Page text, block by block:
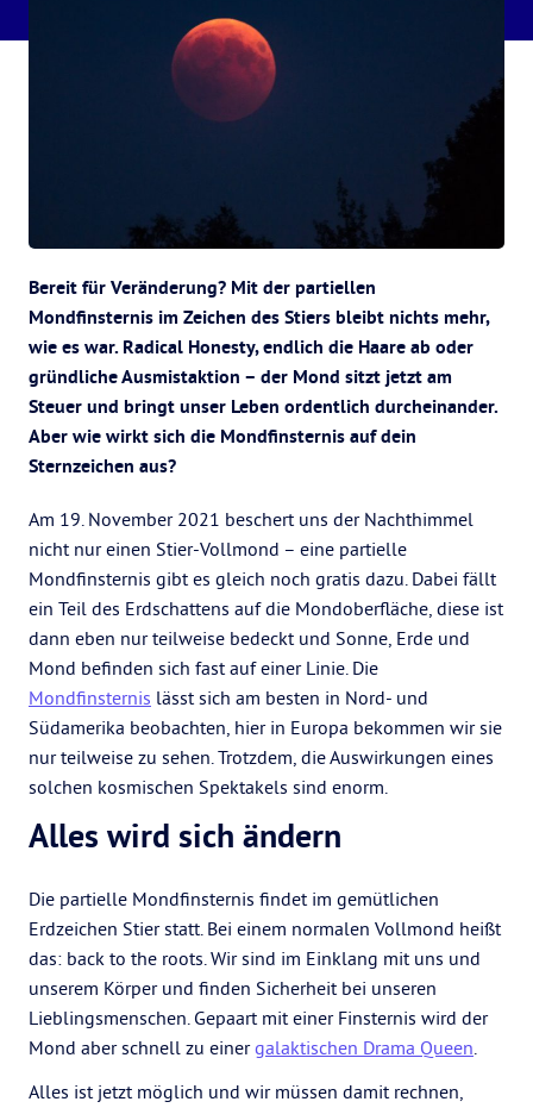
Bereit für Veränderung? Mit der partiellen
Mondfinsternis im Zeichen des Stiers bleibt nichts mehr,
wie es war. Radical Honesty, endlich die Haare ab oder
gründliche Ausmistaktion – der Mond sitzt jetzt am
Steuer und bringt unser Leben ordentlich durcheinander.
Aber wie wirkt sich die Mondfinsternis auf dein
Sternzeichen aus?
Am 19. November 2021 beschert uns der Nachthimmel
nicht nur einen Stier-Vollmond – eine partielle
Mondfinsternis gibt es gleich noch gratis dazu. Dabei fällt
ein Teil des Erdschattens auf die Mondoberfläche, diese ist
dann eben nur teilweise bedeckt und Sonne, Erde und
Mond befinden sich fast auf einer Linie. Die
Mondfinsternis lässt sich am besten in Nord- und
Südamerika beobachten, hier in Europa bekommen wir sie
nur teilweise zu sehen. Trotzdem, die Auswirkungen eines
solchen kosmischen Spektakels sind enorm.
Alles wird sich ändern
Die partielle Mondfinsternis findet im gemütlichen
Erdzeichen Stier statt. Bei einem normalen Vollmond heißt
das: back to the roots. Wir sind im Einklang mit uns und
unserem Körper und finden Sicherheit bei unseren
Lieblingsmenschen. Gepaart mit einer Finsternis wird der
Mond aber schnell zu einergalaktischen Drama Queen.
Alles ist jetzt möglich und wir müssen damit rechnen,